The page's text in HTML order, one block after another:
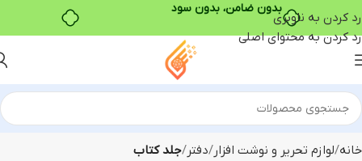
رد کردن به ناوبری
رد کردن به محتوای اصلی
خانه لوازم تحریر و نوشت افزار دفتر جلد کتاب